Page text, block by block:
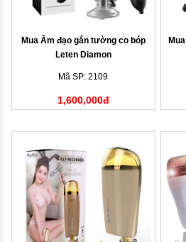
Mua Âm đạo gắn tường co bóp
Leten Diamon
Mã SP: 2109
1,600,000đ